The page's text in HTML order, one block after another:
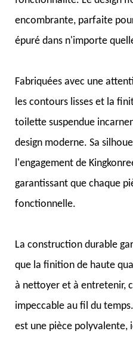
encombrante, parfaite
épuré dans n'importe
Fabriquées avec une
les contours lisses et la
toilette suspendue
design moderne. Sa
l'engagement de
garantissant que chaque
fonctionnelle.
La construction durable
que la finition de haute
à nettoyer et à entretenir,
impeccable au fil du
est une pièce polyvalente,